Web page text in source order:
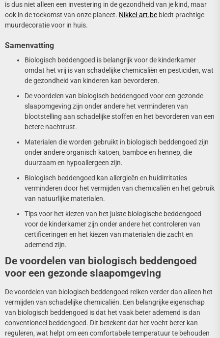
is dus niet alleen een investering in de gezondheid van je kind, maar
ook in de toekomst van onze planeet. Nikkel-art.be biedt prachtige
muurdecoratie voor in huis.
Samenvatting
Biologisch beddengoed is belangrijk voor de kinderkamer
omdat het vrij is van schadelijke chemicaliën en pesticiden, wat
de gezondheid van kinderen kan bevorderen.
De voordelen van biologisch beddengoed voor een gezonde
slaapomgeving zijn onder andere het verminderen van
blootstelling aan schadelijke stoffen en het bevorderen van een
betere nachtrust.
Materialen die worden gebruikt in biologisch beddengoed zijn
onder andere organisch katoen, bamboe en hennep, die
duurzaam en hypoallergeen zijn.
Biologisch beddengoed kan allergieën en huidirritaties
verminderen door het vermijden van chemicaliën en het gebruik
van natuurlijke materialen.
Tips voor het kiezen van het juiste biologische beddengoed
voor de kinderkamer zijn onder andere het controleren van
certificeringen en het kiezen van materialen die zacht en
ademend zijn.
De voordelen van biologisch beddengoed
voor een gezonde slaapomgeving
De voordelen van biologisch beddengoed reiken verder dan alleen het
vermijden van schadelijke chemicaliën. Een belangrijke eigenschap
van biologisch beddengoed is dat het vaak beter ademend is dan
conventioneel beddengoed. Dit betekent dat het vocht beter kan
reguleren, wat helpt om een comfortabele temperatuur te behouden